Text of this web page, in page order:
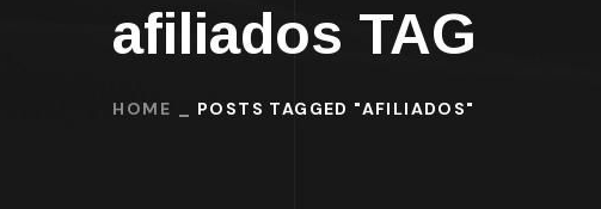
afiliados TAG
HOME POSTS TAGGED "AFILIADOS"